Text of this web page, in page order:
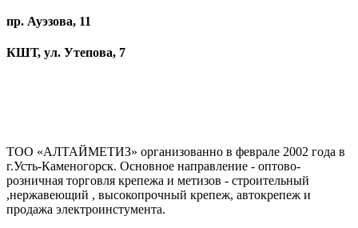
пр. Ауэзова, 11
КШТ, ул. Утепова, 7
ТОО «АЛТАЙМЕТИЗ» организованно в феврале 2002 года в
г.Усть-Каменогорск. Основное направление - оптово-
розничная торговля крепежа и метизов - строительный
,нержавеющий , высокопрочный крепеж, автокрепеж и
продажа электроинстумента.